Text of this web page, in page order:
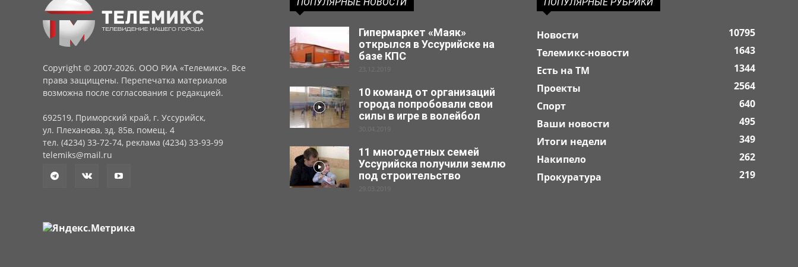
Copyright © 2007-2026. ООО РИА «Телемикс». Все
права защищены. Перепечатка материалов
возможна после согласования с редакцией.
692519, Приморский край, г. Уссурийск,
ул. Плеханова, зд. 85в, помещ. 4
тел. (4234) 33-72-74, реклама (4234) 33-93-99
telemiks@mail.ru
Гипермаркет «Маяк»
открылся в Уссурийске на
базе КПС
23.12.2019
10 команд от организаций
города попробовали свои
силы в игре в волейбол
30.04.2019
11 многодетных семей
Уссурийска получили землю
под строительство
29.03.2019
Новости
10795
Телемикс-новости
1643
Есть на ТМ
1344
Проекты
2564
Спорт
640
Ваши новости
495
Итоги недели
349
Накипело
262
Прокуратура
219